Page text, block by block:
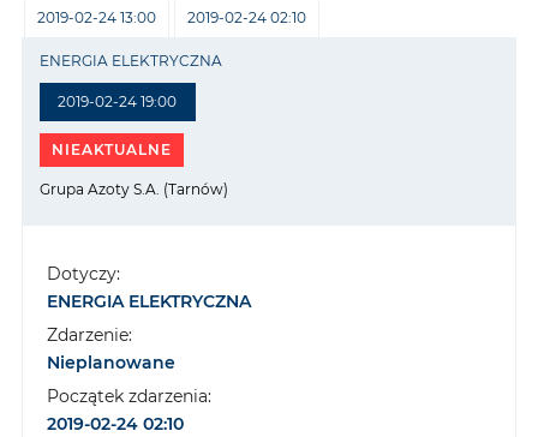
2019-02-24 13:00 2019-02-24 02:10
2019-02-24 19:00
ENERGIA ELEKTRYCZNA
NIEAKTUALNE
Grupa Azoty S.A. (Tarnów)
Dotyczy:
ENERGIA ELEKTRYCZNA
Zdarzenie:
Nieplanowane
Początek zdarzenia:
2019-02-24 02:10